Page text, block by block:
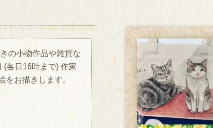
の小物作品や雑貨な
(各日16時まで) 作家
お描きします。